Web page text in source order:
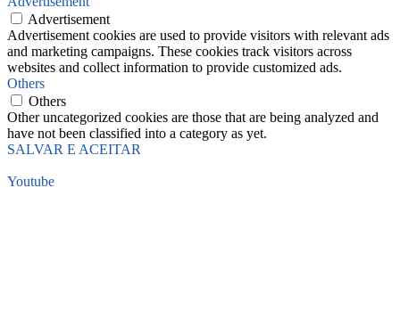
Advertisement
Advertisement cookies are used to provide visitors with relevant ads
and marketing campaigns. These cookies track visitors across
websites and collect information to provide customized ads.
Others
Others
Other uncategorized cookies are those that are being analyzed and
have not been classified into a category as yet.
SALVAR E ACEITAR
Youtube